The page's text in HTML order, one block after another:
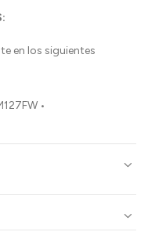
en los siguientes
HP LaserJet Pro MFP M125 / M127FW / M127FW •